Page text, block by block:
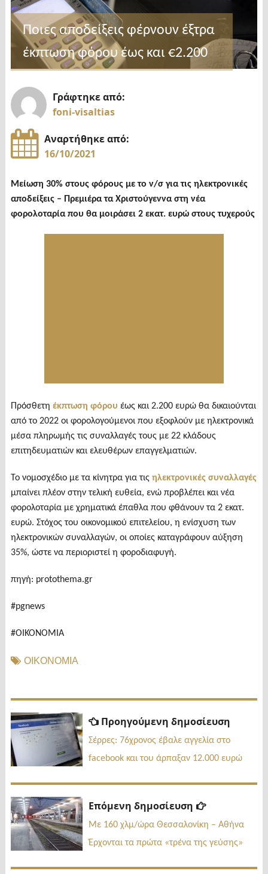
Ποιες αποδείξεις φέρνουν έξτρα
έκπτωση φόρου έως και €2.200
Γράφτηκε από:
foni-visaltias
Αναρτήθηκε από:
16/10/2021
Μείωση 30% στους φόρους με το ν/σ για τις ηλεκτρονικές
αποδείξεις – Πρεμιέρα τα Χριστούγεννα στη νέα
φορολοταρία που θα μοιράσει 2 εκατ. ευρώ στους τυχερούς
Πρόσθετη έκπτωση φόρου έως και 2.200 ευρώ θα δικαιούνται
από το 2022 οι φορολογούμενοι που εξοφλούν με ηλεκτρονικά
μέσα πληρωμής τις συναλλαγές τους με 22 κλάδους
επιτηδευματιών και ελευθέρων επαγγελματιών.
Το νομοσχέδιο με τα κίνητρα για τις ηλεκτρονικές συναλλαγές
μπαίνει πλέον στην τελική ευθεία, ενώ προβλέπει και νέα
φορολοταρία με χρηματικά έπαθλα που φθάνουν τα 2 εκατ.
ευρώ. Στόχος του οικονομικού επιτελείου, η ενίσχυση των
ηλεκτρονικών συναλλαγών, οι οποίες καταγράφουν αύξηση
35%, ώστε να περιοριστεί η φοροδιαφυγή.
πηγή: protothema.gr
#pgnews
#ΟΙΚΟΝΟΜΙΑ
ΟΙΚΟΝΟΜΙΑ
Πλοήγηση
άρθρων
Προηγούμενη δημοσίευση
Σέρρες: 76χρονος έβαλε αγγελία στο
facebook και του άρπαξαν 12.000 ευρώ
Επόμενη δημοσίευση
Επόμενη
Με 160 χλμ/ώρα Θεσσαλονίκη – Αθήνα
Έρχονται τα πρώτα «τρένα της γεύσης»